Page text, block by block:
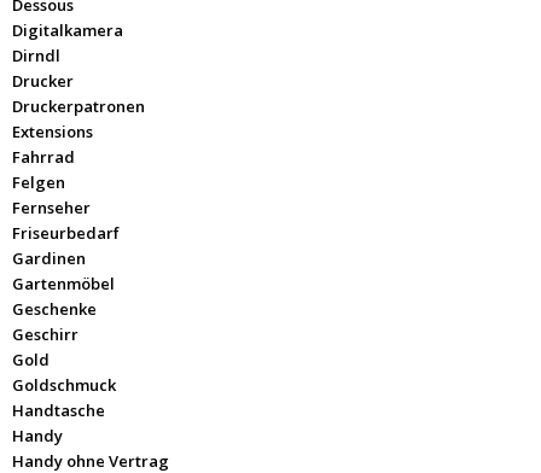
Dessous
Digitalkamera
Dirndl
Drucker
Druckerpatronen
Extensions
Fahrrad
Felgen
Fernseher
Friseurbedarf
Gardinen
Gartenmöbel
Geschenke
Geschirr
Gold
Goldschmuck
Handtasche
Handy
Handy ohne Vertrag